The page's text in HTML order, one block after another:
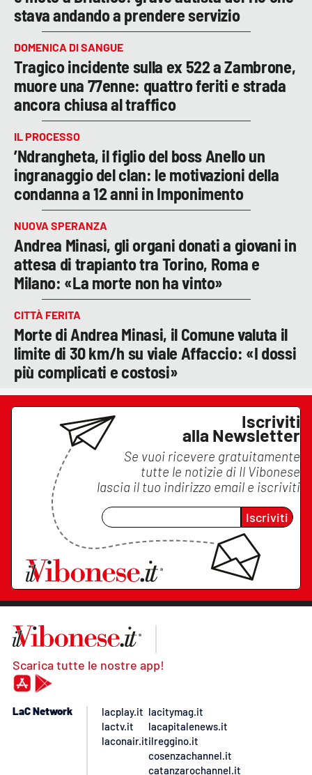
stava andando a prendere servizio
DOMENICA DI SANGUE
Tragico incidente sulla ex 522 a Zambrone,
muore una 77enne: quattro feriti e strada
ancora chiusa al traffico
IL PROCESSO
’Ndrangheta, il figlio del boss Anello un
ingranaggio del clan: le motivazioni della
condanna a 12 anni in Imponimento
NUOVA SPERANZA
Andrea Minasi, gli organi donati a giovani in
attesa di trapianto tra Torino, Roma e
Milano: «La morte non ha vinto»
CITTÀ FERITA
Morte di Andrea Minasi, il Comune valuta il
limite di 30 km/h su viale Affaccio: «I dossi
più complicati e costosi»
Iscriviti
alla Newsletter
Se vuoi ricevere gratuitamente
tutte le notizie di Il Vibonese
lascia il tuo indirizzo email e iscriviti
Iscriviti
Scarica tutte le nostre app!
LaC Network
lacplay.it
lactv.it
laconair.it
lacitymag.it
lacapitalenews.it
ilreggino.it
cosenzachannel.it
catanzarochannel.it